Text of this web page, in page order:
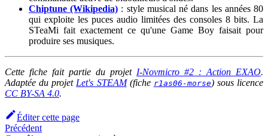
Chiptune (Wikipedia) : style musical né dans les années 80
qui exploite les puces audio limitées des consoles 8 bits. La
STeaMi fait exactement ce qu'une Game Boy faisait pour
produire ses musiques.
Cette fiche fait partie du projet I-Novmicro #2 : Action EXAO.
Adaptée du projet Let's STEAM(fiche r1as06-morse) sous licence
CC BY-SA 4.0.
Éditer cette page
Précédent